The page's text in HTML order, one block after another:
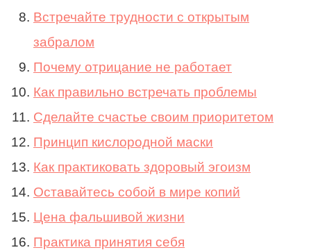
Встречайте трудности с открытым
забралом
Почему отрицание не работает
Как правильно встречать проблемы
Сделайте счастье своим приоритетом
Принцип кислородной маски
Как практиковать здоровый эгоизм
Оставайтесь собой в мире копий
Цена фальшивой жизни
Практика принятия себя